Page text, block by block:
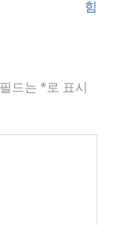
힘
드는 * 로 표시